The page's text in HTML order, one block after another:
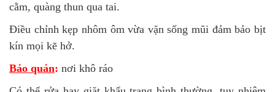
cằm, quàng thun qua tai.
Điều chỉnh kẹp nhôm ôm vừa vặn sống mũi đảm bảo bịt
kín mọi kẽ hở.
Bảo quản: nơi khô ráo